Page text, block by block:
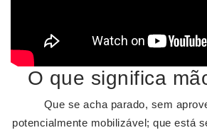
O que significa
Que se acha parado, sem
potencialmente mobilizável; que está